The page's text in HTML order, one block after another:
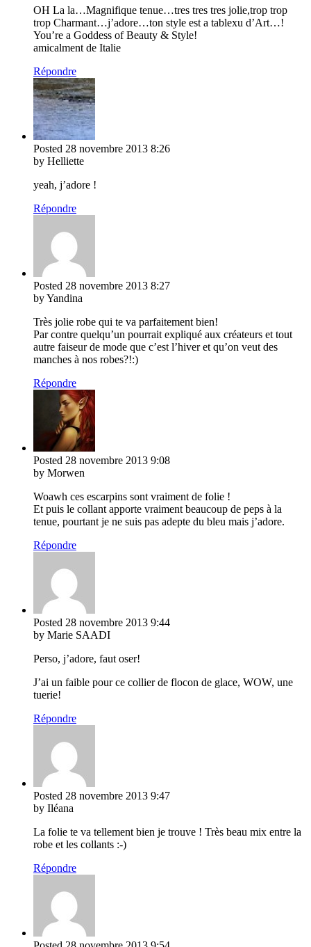
OH La la…Magnifique tenue…tres tres tres jolie,trop trop
trop Charmant…j’adore…ton style est a tablexu d’Art…!
You’re a Goddess of Beauty & Style!
amicalment de Italie
Répondre
Posted 28 novembre 2013 8:26
by Helliette
yeah, j’adore !
Répondre
Posted 28 novembre 2013 8:27
by Yandina
Très jolie robe qui te va parfaitement bien!
Par contre quelqu’un pourrait expliqué aux créateurs et tout
autre faiseur de mode que c’est l’hiver et qu’on veut des
manches à nos robes?!:)
Répondre
Posted 28 novembre 2013 9:08
by Morwen
Woawh ces escarpins sont vraiment de folie !
Et puis le collant apporte vraiment beaucoup de peps à la
tenue, pourtant je ne suis pas adepte du bleu mais j’adore.
Répondre
Posted 28 novembre 2013 9:44
by Marie SAADI
Perso, j’adore, faut oser!
J’ai un faible pour ce collier de flocon de glace, WOW, une
tuerie!
Répondre
Posted 28 novembre 2013 9:47
by Iléana
La folie te va tellement bien je trouve ! Très beau mix entre la
robe et les collants :-)
Répondre